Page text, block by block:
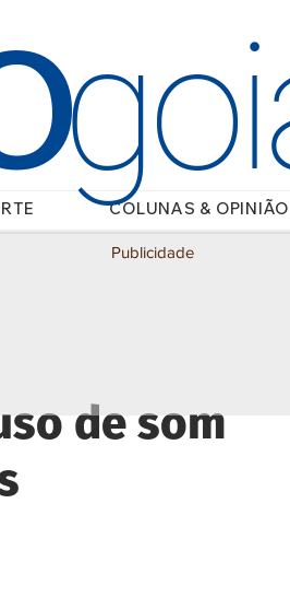
COLUNAS & OPINIÃO
de som
Publicidade